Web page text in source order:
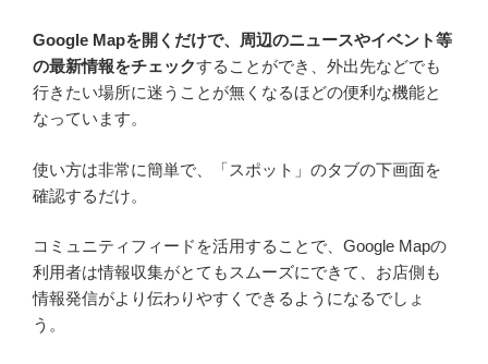
Google Mapを開くだけで、周辺のニュースやイベント等
の最新情報をチェックすることができ、外出先などでも
行きたい場所に迷うことが無くなるほどの便利な機能と
なっています。
使い方は非常に簡単で、「スポット」のタブの下画面を
確認するだけ。
コミュニティフィードを活用することで、Google Mapの
利用者は情報収集がとてもスムーズにできて、お店側も
情報発信がより伝わりやすくできるようになるでしょ
う。